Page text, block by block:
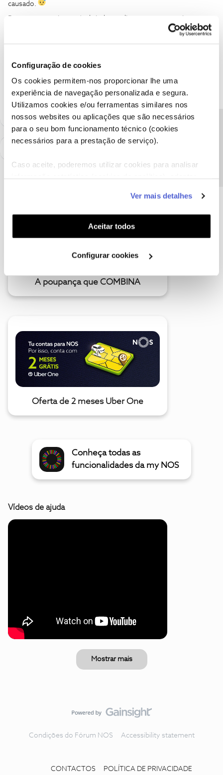
Configuração de cookies
Os cookies permitem-nos proporcionar lhe uma
experiência de navegação personalizada e segura.
Utilizamos cookies e/ou ferramentas similares nos
nossos websites ou aplicações que são necessários
para o seu bom funcionamento técnico (cookies
necessários para a prestação de serviço).
Caso aceite, poderemos utilizar cookies para analisar
funcionalidades (cookies de personalização e
funcionalidade) e adaptar anúncios aos seus interesses
(cookies de publicidade personalizada). Pode gerir a
utilização dos cookies clicando em "Configurar
Ver mais detalhes
Aceitar todos
Configurar cookies
causado.
mensagem privada com o seu número de cliente NOS ou o
Ajude a comunidade a encontrar informação relevante. Marque
como "Melhor Resposta" e faça "Like" nos melhores comentários.
A poupança que COMBINA
Oferta de 2 meses Uber One
Conheça todas as
funcionalidades da my NOS
Vídeos de ajuda
Mostrar mais
Condições do Fórum NOS Accessibility statement
CONTACTOS POLÍTICA DE PRIVACIDADE